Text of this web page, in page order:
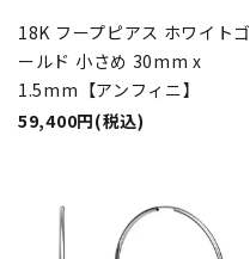
18K フープピアス ホワイトゴ
ールド 小さめ 30mm x
1.5mm【アンフィニ】
59,400円(税込)